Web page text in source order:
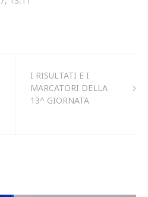
I RISULTATI E I
MARCATORI DELLA
13^ GIORNATA